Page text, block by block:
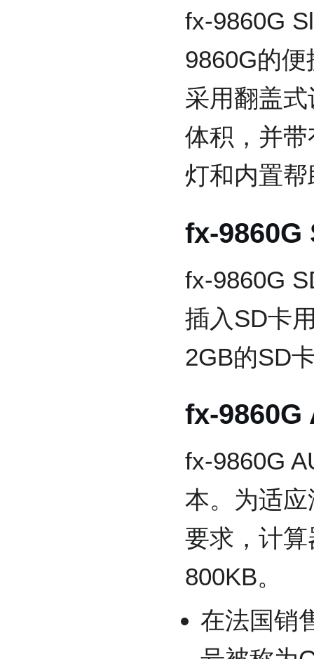
fx-9860G
9860G的
采用翻盖
体积，并
灯和内置帮
fx-9860G
fx-9860G
插入SD卡
2GB的SD
fx-9860G
fx-9860G
本。为适
要求，计
800KB。
在法国销